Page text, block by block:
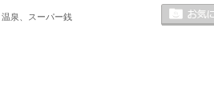
泉、スーパー銭